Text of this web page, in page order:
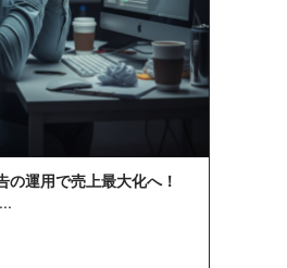
の運用で売上最大化へ！